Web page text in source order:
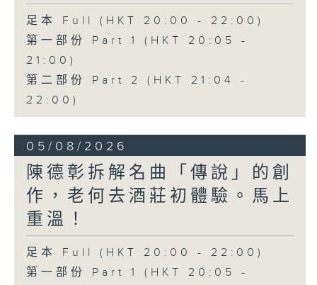
足本 Full (HKT 20:00 - 22:00)
第一部份 Part 1 (HKT 20:05 -
21:00)
第二部份 Part 2 (HKT 21:04 -
22:00)
05/08/2026
陳德彰拆解名曲「傳說」的創
作，老何去酒莊初體驗。馬上
重溫！
足本 Full (HKT 20:00 - 22:00)
第一部份 Part 1 (HKT 20:05 -